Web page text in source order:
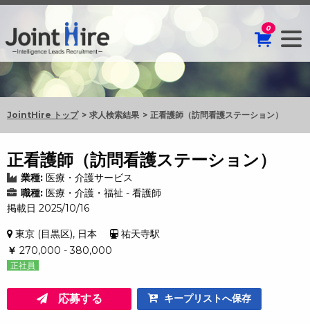
0
JointHire トップ 求人検索結果 正看護師（訪問看護ステーション）
正看護師（訪問看護ステーション）
業種: 医療・介護サービス
職種: 医療・介護・福祉 - 看護師
掲載日 2025/10/16
東京 (目黒区), 日本
祐天寺駅
￥ 270,000 - 380,000
正社員
応募する キープリストへ保存